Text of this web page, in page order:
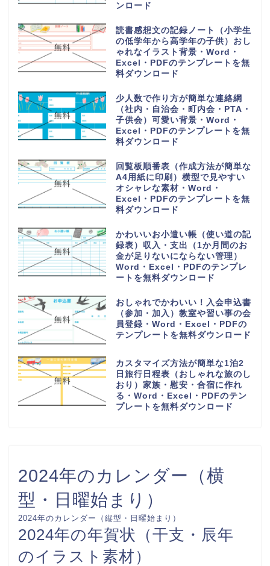
ンロード
読書感想文の記録ノート（小学生
の低学年から高学年の子供）おし
ゃれなイラスト背景・Word・
Excel・PDFのテンプレートを無
料ダウンロード
少人数で作り方が簡単な連絡網
（社内・自治会・町内会・PTA・
子供会）可愛い背景・Word・
Excel・PDFのテンプレートを無
料ダウンロード
回覧板順番表（作成方法が簡単な
A4用紙に印刷）横型で見やすい
オシャレな素材・Word・
Excel・PDFのテンプレートを無
料ダウンロード
かわいいお小遣い帳（使い道の記
録表）収入・支出（1か月間のお
金が足りないにならない管理）
Word・Excel・PDFのテンプレ
ートを無料ダウンロード
おしゃれでかわいい！入会申込書
（参加・加入）教室や習い事の会
員登録・Word・Excel・PDFの
テンプレートを無料ダウンロード
カスタマイズ方法が簡単な1泊2
日旅行日程表（おしゃれな旅のし
おり）家族・慰安・合宿に作れ
る・Word・Excel・PDFのテン
プレートを無料ダウンロード
2024年のカレンダー（横
型・日曜始まり）
2024年のカレンダー（縦型・日曜始まり）
2024年の年賀状（干支・辰年
のイラスト素材）